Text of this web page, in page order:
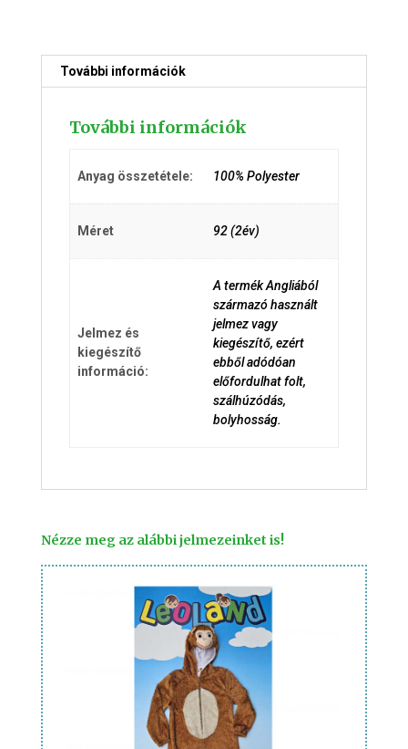
További információk
További információk
Anyag összetétele: 100% Polyester
Méret 92 (2év)
Jelmez és
kiegészítő
információ:
A termék Angliából
származó használt
jelmez vagy
kiegészítő, ezért
ebből adódóan
előfordulhat folt,
szálhúzódás,
bolyhosság.
Nézze meg az alábbi jelmezeinket is!